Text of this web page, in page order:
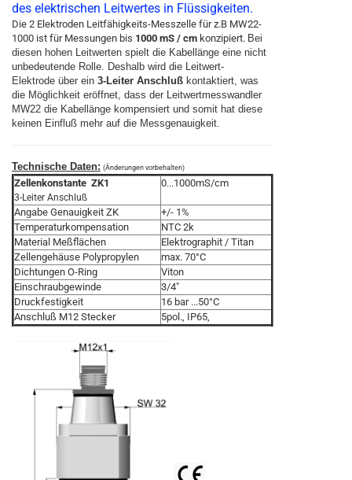
des elektrischen Leitwertes in Flüssigkeiten.
Die 2 Elektroden Leitfähigkeits-Messzelle für z.B MW22-
1000 ist für Messungen bis 1000 mS / cm konzipiert. Bei
diesen hohen Leitwerten spielt die Kabellänge eine nicht
unbedeutende Rolle. Deshalb wird die Leitwert-
Elektrode über ein 3-Leiter Anschluß kontaktiert, was
die Möglichkeit eröffnet, dass der Leitwertmesswandler
MW22 die Kabellänge kompensiert und somit hat diese
keinen Einfluß mehr auf die Messgenauigkeit.
Technische Daten: (Änderungen vorbehalten)
Zellenkonstante ZK1
3-Leiter Anschluß
0...1000mS/cm
Angabe Genauigkeit ZK
+/- 1%
Temperaturkompensation
NTC 2k
Material Meßflächen
Elektrographit / Titan
Zellengehäuse Polypropylen
max. 70°C
Dichtungen O-Ring
Viton
Einschraubgewinde
3/4"
Druckfestigkeit
16 bar ...50°C
Anschluß M12 Stecker
5pol., IP65,